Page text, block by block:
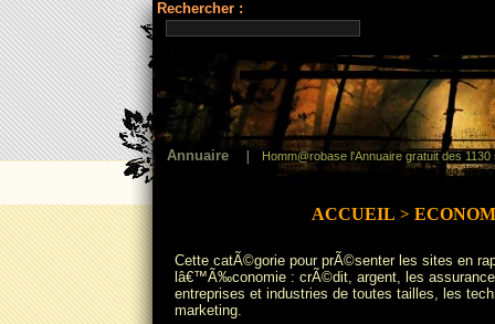
Rechercher :
Annuaire Homm@robase l'Annuaire gratuit des
ACCUEIL >
Cette catÃ©gorie pour prÃ©senter les sites en
lâ€™Ã‰conomie : crÃ©dit, argent, les
entreprises et industries de toutes tailles, les
marketing.